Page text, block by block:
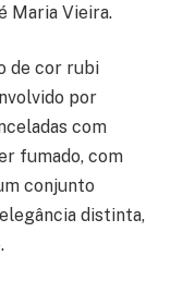
Maria Vieira.
de cor rubi
por
com
fumado, com
conjunto
distinta,